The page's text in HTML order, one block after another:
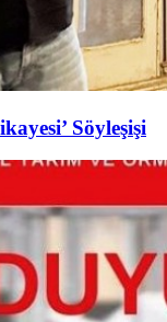
Söyleşişi